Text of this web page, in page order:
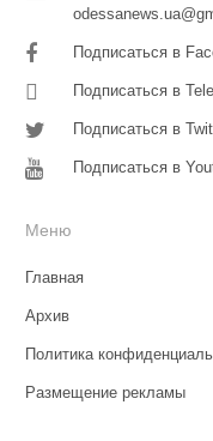
Подписаться в
Подписаться в
Подписаться в
Подписаться в
Меню
Главная
Архив
Политика
Размещение рекламы